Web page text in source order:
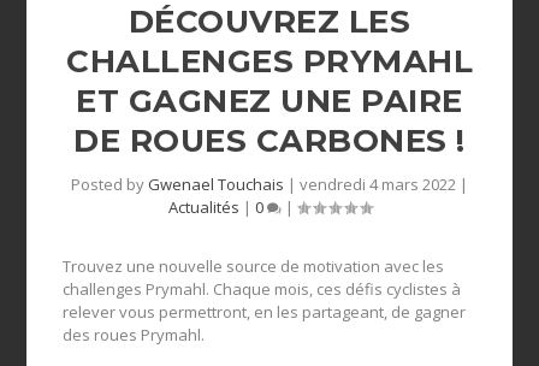
DÉCOUVREZ LES
CHALLENGES PRYMAHL
ET GAGNEZ UNE PAIRE
DE ROUES CARBONES !
Posted by Gwenael Touchais | vendredi 4 mars 2022 |
Actualités | 0 |
Trouvez une nouvelle source de motivation avec les
challenges Prymahl. Chaque mois, ces défis cyclistes à
relever vous permettront, en les partageant, de gagner
des roues Prymahl.